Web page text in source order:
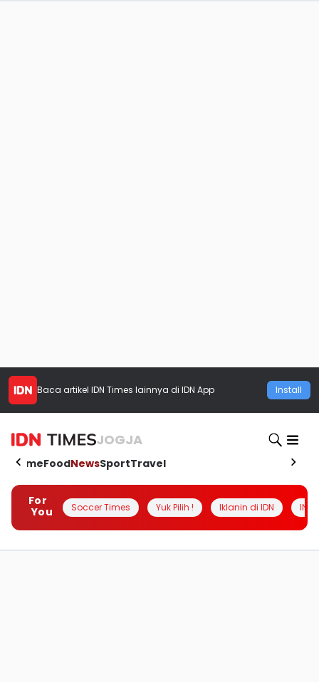
Baca artikel IDN Times lainnya di IDN App Install
JOGJA
HomeFoodNewsSportTravel
For
You
Soccer Times Yuk Pilih ! Iklanin di IDN